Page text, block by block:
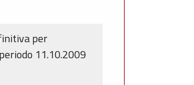
per
11.10.2009